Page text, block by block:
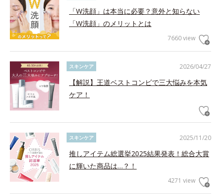
「W洗顔」は本当に必要？意外と知らない
「W洗顔」のメリットとは
7660 view
2026/04/27
スキンケア
【解説】王道ベストコンビで三大悩みを本気
ケア！
2025/11/20
スキンケア
推しアイテム総選挙2025結果発表！総合大賞
に輝いた商品は…？！
4271 view